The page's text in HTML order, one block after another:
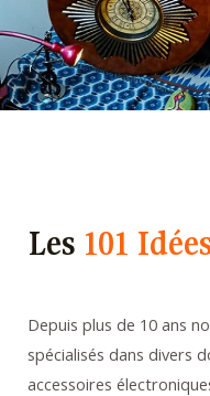
Les 101
Depuis plus de 10 ans
spécialisés dans divers
accessoires